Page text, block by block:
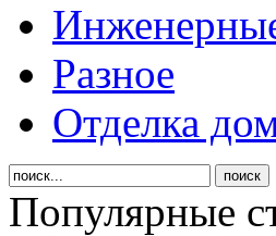
Разное
Отделка
Популярные